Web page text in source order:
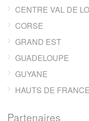
CENTRE VAL DE
CORSE
GRAND EST
GUADELOUPE
GUYANE
HAUTS DE FRANCE
Partenaires